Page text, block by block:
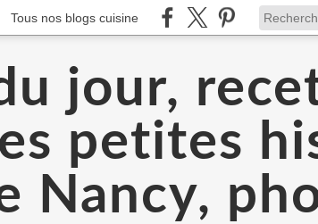
Tous nos blogs cuisine
jour,
petites
Nancy,